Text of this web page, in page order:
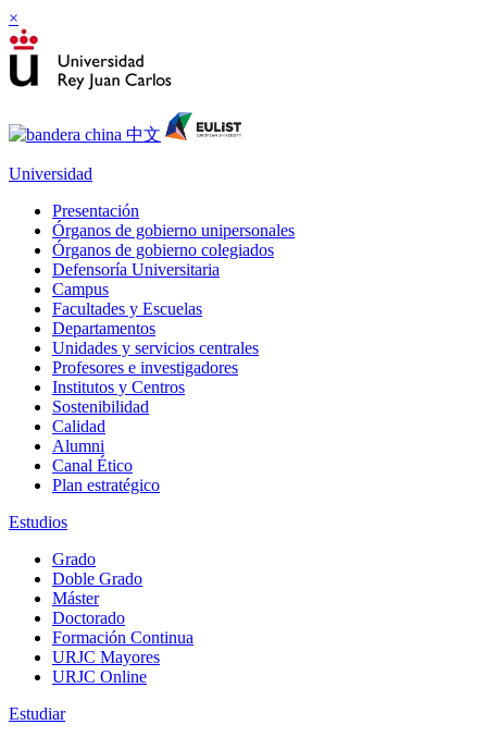
×
Universidad
Presentación
Órganos de gobierno unipersonales
Órganos de gobierno colegiados
Defensoría Universitaria
Campus
Facultades y Escuelas
Departamentos
Unidades y servicios centrales
Profesores e investigadores
Institutos y Centros
Sostenibilidad
Calidad
Alumni
Canal Ético
Plan estratégico
Estudios
Grado
Doble Grado
Máster
Doctorado
Formación Continua
URJC Mayores
URJC Online
Estudiar